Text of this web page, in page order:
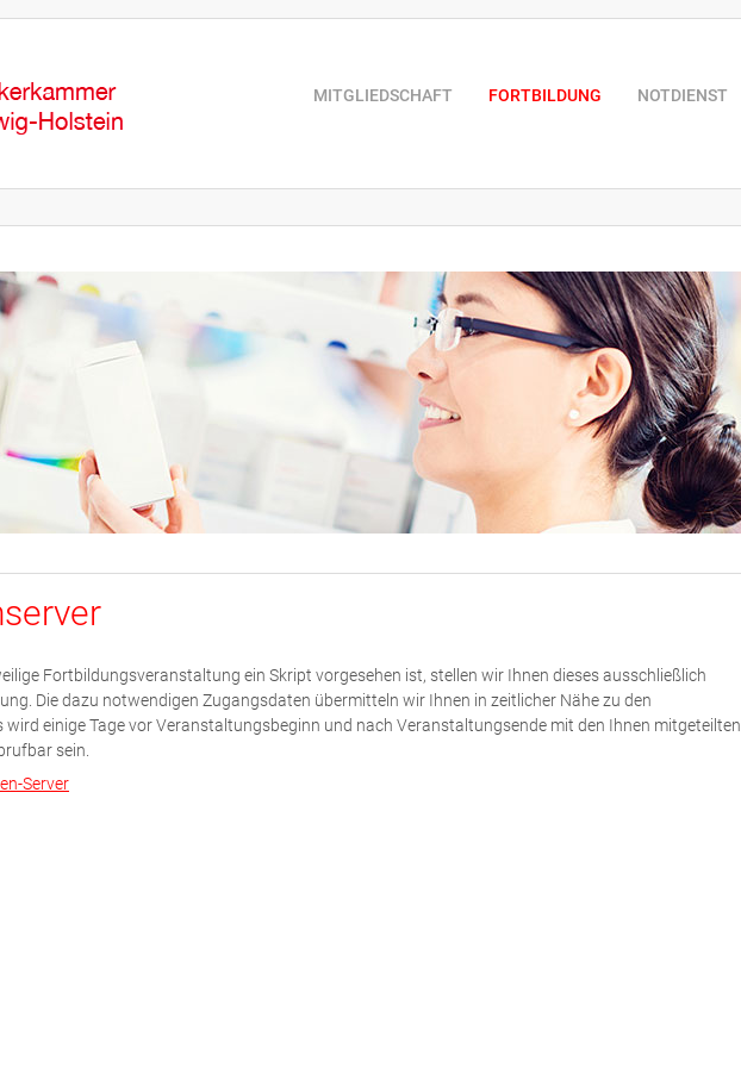
MITGLIEDSCHAFT FORTBILDUNG NOTDIENST
Fortbildungsveranstaltung ein Skript vorgesehen ist, stellen wir Ihnen dieses ausschließlich
Die dazu notwendigen Zugangsdaten übermitteln wir Ihnen in zeitlicher Nähe zu den
wird einige Tage vor Veranstaltungsbeginn und nach Veranstaltungsende mit den Ihnen mitgeteilten
sein.
Server